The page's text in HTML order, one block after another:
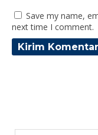
Save my name,
next time I comment.